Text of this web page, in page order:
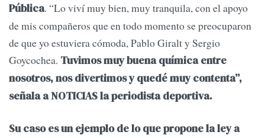
Pública. “Lo viví muy bien, muy tranquila, con el apoyo
de mis compañeros que en todo momento se preocuparon
de que yo estuviera cómoda, Pablo Giralt y Sergio
Goycochea. Tuvimos muy buena química entre
nosotros, nos divertimos y quedé muy contenta”,
señala a NOTICIAS la periodista deportiva.
Su caso es un ejemplo de lo que propone la ley a